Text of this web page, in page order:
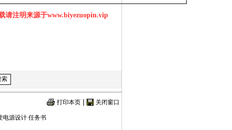
请注明来源于www.biyezuopin.vip
打印本页| 关闭窗口
电源设计 任务书